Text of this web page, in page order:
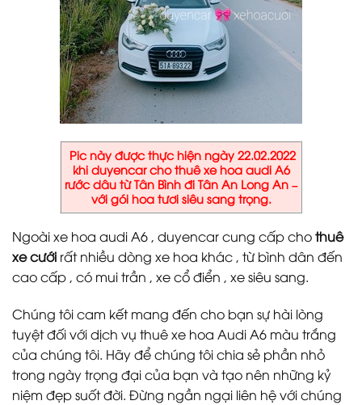
Pic này được thực hiện ngày 22.02.2022
khi duyencar cho thuê xe hoa audi A6
rước dâu từ Tân Bình đi Tân An Long An –
với gói hoa tươi siêu sang trọng.
Ngoài xe hoa audi A6 , duyencar cung cấp chothuê
xe cưới rất nhiều dòng xe hoa khác , từ bình dân đến
cao cấp , có mui trần , xe cổ điển , xe siêu sang.
Chúng tôi cam kết mang đến cho bạn sự hài lòng
tuyệt đối với dịch vụ thuê xe hoa Audi A6 màu trắng
của chúng tôi. Hãy để chúng tôi chia sẻ phần nhỏ
trong ngày trọng đại của bạn và tạo nên những kỷ
niệm đẹp suốt đời. Đừng ngần ngại liên hệ với chúng